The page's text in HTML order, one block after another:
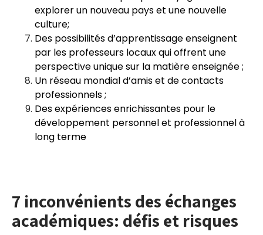
explorer un nouveau pays et une nouvelle
culture;
Des possibilités d’apprentissage enseignent
par les professeurs locaux qui offrent une
perspective unique sur la matière enseignée ;
Un réseau mondial d’amis et de contacts
professionnels ;
Des expériences enrichissantes pour le
développement personnel et professionnel à
long terme
7 inconvénients des échanges
académiques: défis et risques